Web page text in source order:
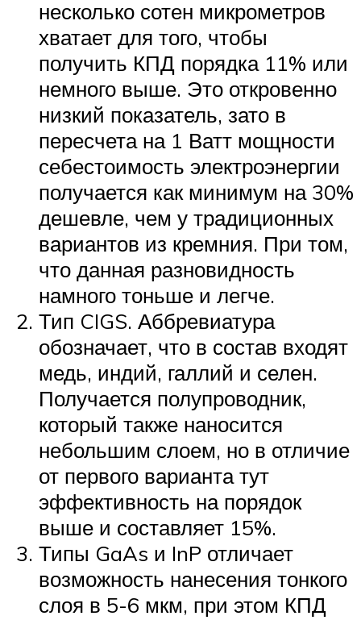
несколько сотен микрометров
хватает для того, чтобы
получить КПД порядка 11% или
немного выше. Это откровенно
низкий показатель, зато в
пересчета на 1 Ватт мощности
себестоимость электроэнергии
получается как минимум на 30%
дешевле, чем у традиционных
вариантов из кремния. При том,
что данная разновидность
намного тоньше и легче.
Тип CIGS. Аббревиатура
обозначает, что в состав входят
медь, индий, галлий и селен.
Получается полупроводник,
который также наносится
небольшим слоем, но в отличие
от первого варианта тут
эффективность на порядок
выше и составляет 15%.
Типы GaAs и InP отличает
возможность нанесения тонкого
слоя в 5-6 мкм, при этом КПД